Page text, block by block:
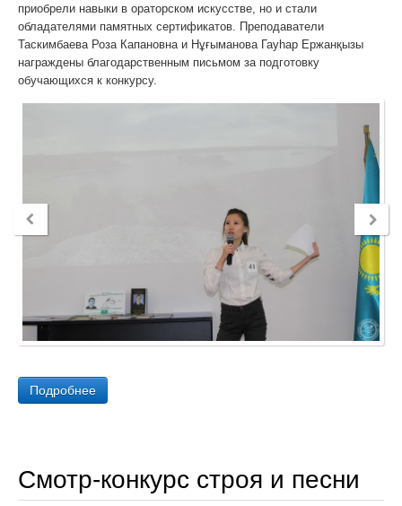
приобрели навыки в ораторском искусстве, но и стали
обладателями памятных сертификатов. Преподаватели
Таскимбаева Роза Капановна и Нұғыманова Гауһар Ержанқызы
награждены благодарственным письмом за подготовку
обучающихся к конкурсу.
Подробнее
Смотр-конкурс строя и песни